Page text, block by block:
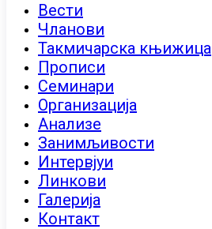
Вести
Чланови
Такмичарска књижица
Прописи
Семинари
Организација
Анализе
Занимљивости
Интервјуи
Линкови
Галерија
Контакт